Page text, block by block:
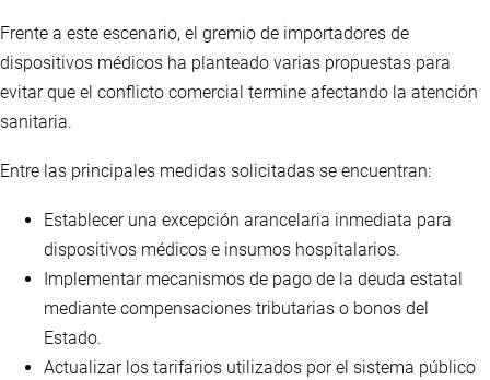
Frente a este escenario, el gremio de importadores de
dispositivos médicos ha planteado varias propuestas para
evitar que el conflicto comercial termine afectando la atención
sanitaria.
Entre las principales medidas solicitadas se encuentran:
Establecer una excepción arancelaria inmediata para
dispositivos médicos e insumos hospitalarios.
Implementar mecanismos de pago de la deuda estatal
mediante compensaciones tributarias o bonos del
Estado.
Actualizar los tarifarios utilizados por el sistema público